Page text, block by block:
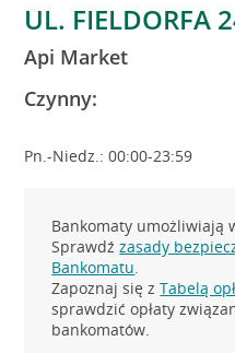
UL. FIELDORFA
Api Market
Czynny:
Pn.-Niedz.: 00:00-23:59
Bankomaty umożliwiają
Sprawdźzasady
Bankomatu.
Zapoznaj się zTabelą
sprawdzić opłaty
bankomatów.